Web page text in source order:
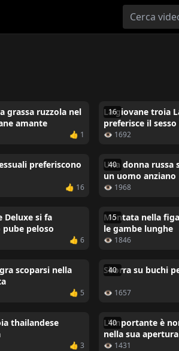
grassa ruzzola nel
amante
👍 1
16
La giovane troia
preferisce il
👁 1692
preferiscono
👍 16
40
Una donna russa
un uomo anziano
👁 1968
Deluxe si fa
peloso
👍 6
15
Montata nella
le gambe lunghe
👁 1846
scoparsi nella
👍 5
40
Sborra su buchi
👁 1657
thailandese
👍 3
40
L'importante è
nella sua
👁 1431